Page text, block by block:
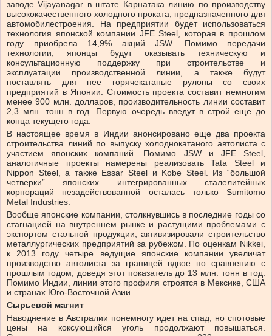
заводе Vijayanagar в штате Карнатака линию по производству
высококачественного холодного проката, предназначенного для
автомобилестроения. На предприятии будет использоваться
технология японской компании JFE Steel, которая в прошлом
году приобрела 14,9% акций JSW. Помимо передачи
технологии, японцы будут оказывать техническую и
консультационную поддержку при строительстве и
эксплуатации производственной линии, а также будут
поставлять для нее горячекатаные рулоны со своих
предприятий в Японии. Стоимость проекта составит немногим
менее 900 млн. долларов, производительность линии составит
2,3 млн. тонн в год. Первую очередь введут в строй еще до
конца текущего года.
В настоящее время в Индии анонсировано еще два проекта
строительства линий по выпуску холоднокатаного автолиста с
участием японских компаний. Помимо JSW и JFE Steel,
аналогичные проекты намерены реализовать Tata Steel и
Nippon Steel, а также Essar Steel и Kobe Steel. Из “большой
четверки” японских интегрированных сталелитейных
корпораций незадействованной осталась только Sumitomo
Metal Industries.
Вообще японские компании, столкнувшись в последние годы со
стагнацией на внутреннем рынке и растущими проблемами с
экспортом стальной продукции, активизировали строительство
металлургических предприятий за рубежом. По оценкам Nikkei,
к 2013 году четыре ведущие японские компании увеличат
производство автолиста за границей вдвое по сравнению с
прошлым годом, доведя этот показатель до 13 млн. тонн в год.
Помимо Индии, линии этого профиля строятся в Мексике, США
и странах Юго-Восточной Азии.
Сырьевой магнит
Наводнение в Австралии понемногу идет на спад, но спотовые
цены на коксующийся уголь продолжают повышаться.